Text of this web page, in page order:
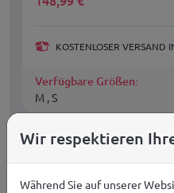
KOSTENLOSER VERSAND
Verfügbare Größen:
M , S
Wir respektieren
Während Sie auf unserer